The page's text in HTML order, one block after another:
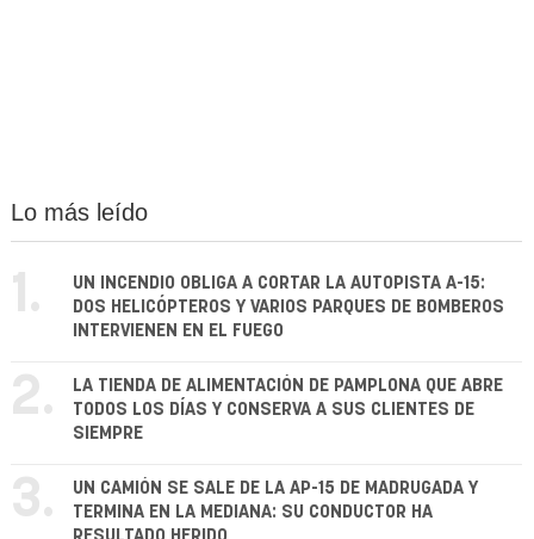
Lo más leído
1.
UN INCENDIO OBLIGA A CORTAR LA AUTOPISTA A-15:
DOS HELICÓPTEROS Y VARIOS PARQUES DE BOMBEROS
INTERVIENEN EN EL FUEGO
2.
LA TIENDA DE ALIMENTACIÓN DE PAMPLONA QUE ABRE
TODOS LOS DÍAS Y CONSERVA A SUS CLIENTES DE
SIEMPRE
3.
UN CAMIÓN SE SALE DE LA AP-15 DE MADRUGADA Y
TERMINA EN LA MEDIANA: SU CONDUCTOR HA